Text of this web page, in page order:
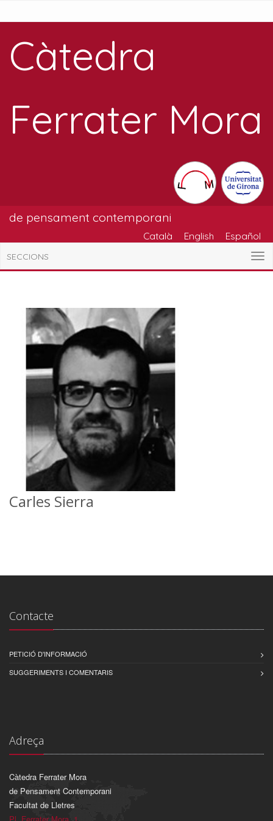
Càtedra
Ferrater Mora
de pensament contemporani
Català English Español
SECCIONS
Carles Sierra
Contacte
PETICIÓ D'INFORMACIÓ
SUGGERIMENTS I COMENTARIS
Adreça
Càtedra Ferrater Mora
de Pensament Contemporani
Facultat de Lletres